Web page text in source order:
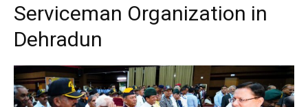
Serviceman Organization in
Dehradun